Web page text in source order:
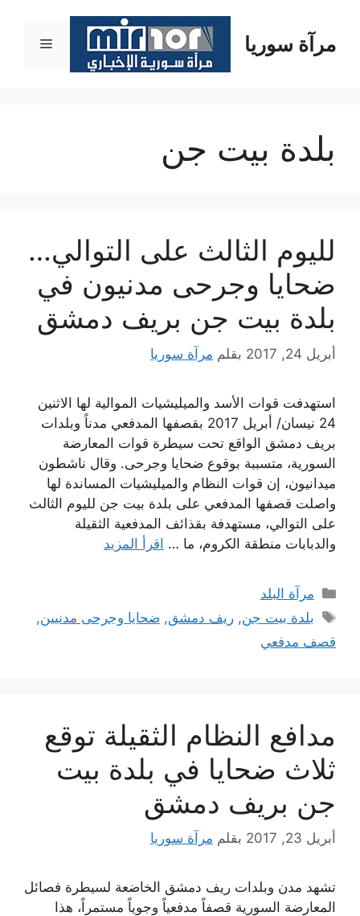
المحتوىمرآة سوريا القائمة
بلدة بيت جن
لليوم الثالث على التوالي…
ضحايا وجرحى مدنيون في
بلدة بيت جن بريف دمشق
أبريل 24, 2017 بقلم مرآة سوريا
استهدفت قوات الأسد والميليشيات الموالية لها الاثنين
24 نيسان/ أبريل 2017 بقصفها المدفعي مدناً وبلدات
بريف دمشق الواقع تحت سيطرة قوات المعارضة
السورية، متسببة بوقوع ضحايا وجرحى. وقال ناشطون
ميدانيون، إن قوات النظام والميليشيات المساندة لها
واصلت قصفها المدفعي على بلدة بيت جن لليوم الثالث
على التوالي، مستهدفة بقذائف المدفعية الثقيلة
والدبابات منطقة الكروم، ما … اقرأ المزيد
التصنيفات
مرآة البلد
الوسوم
بلدة بيت جن,ريف دمشق,ضحايا وجرحى مدنيين,
قصف مدفعي
مدافع النظام الثقيلة توقع
ثلاث ضحايا في بلدة بيت
جن بريف دمشق
أبريل 23, 2017 بقلم مرآة سوريا
تشهد مدن وبلدات ريف دمشق الخاضعة لسيطرة فصائل
المعارضة السورية قصفاً مدفعياً وجوياً مستمراً، هذا